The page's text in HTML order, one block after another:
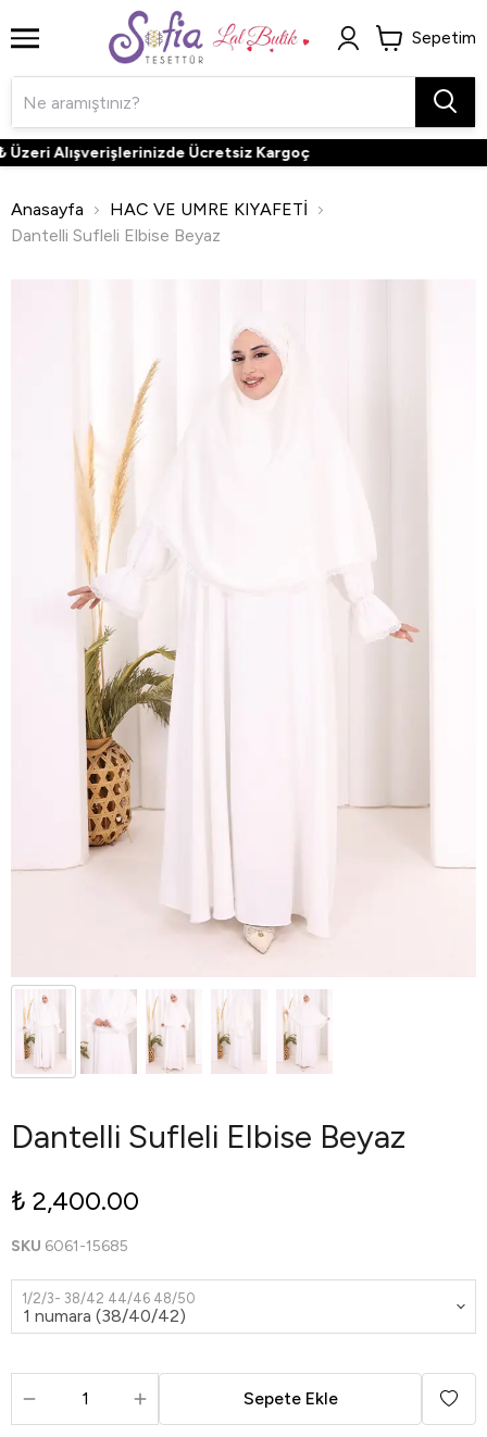
Sepetim
Alışverişlerinizde Ücretsiz Kargoç
Anasayfa
HAC VE UMRE KIYAFETİ
Dantelli Sufleli Elbise Beyaz
Dantelli Sufleli Elbise Beyaz
₺ 2,400.00
SKU 6061-15685
1/2/3- 38/42 44/46 48/50
Sepete Ekle